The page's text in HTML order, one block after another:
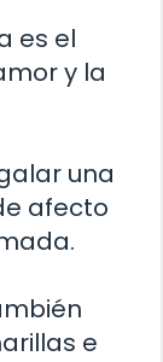
es el
y la
una
afecto
e